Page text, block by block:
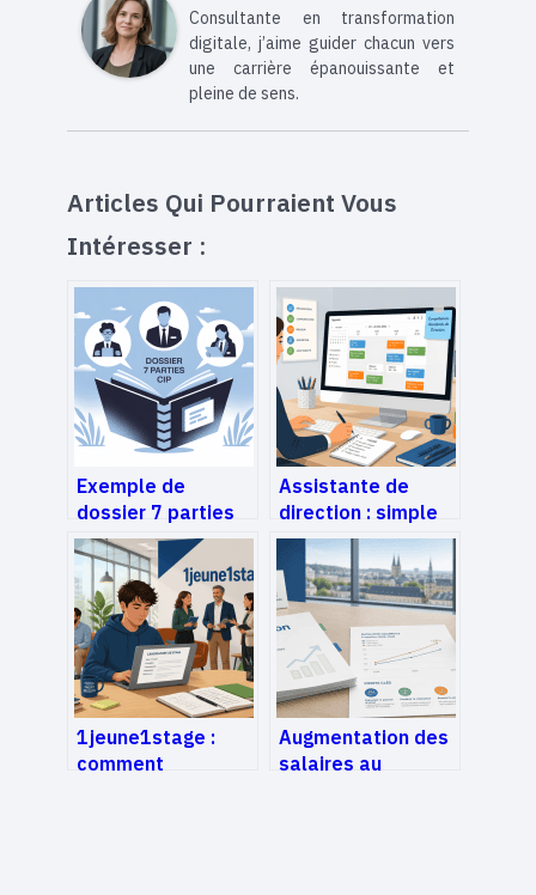
Consultante en transformation
digitale, j’aime guider chacun vers
une carrière épanouissante et
pleine de sens.
Articles Qui Pourraient Vous
Intéresser :
Exemple de
dossier 7 parties
cip : modèle
commenté et
conseils pratiques
Assistante de
direction : simple
exécutante ou
véritable bras droit
stratégique ?
1jeune1stage :
comment
Augmentation des
salaires au